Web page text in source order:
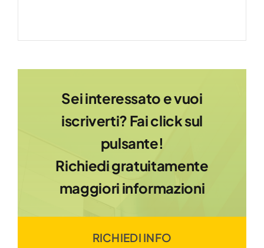
Sei interessato e vuoi
iscriverti? Fai click sul
pulsante!
Richiedi gratuitamente
maggiori informazioni
RICHIEDI INFO